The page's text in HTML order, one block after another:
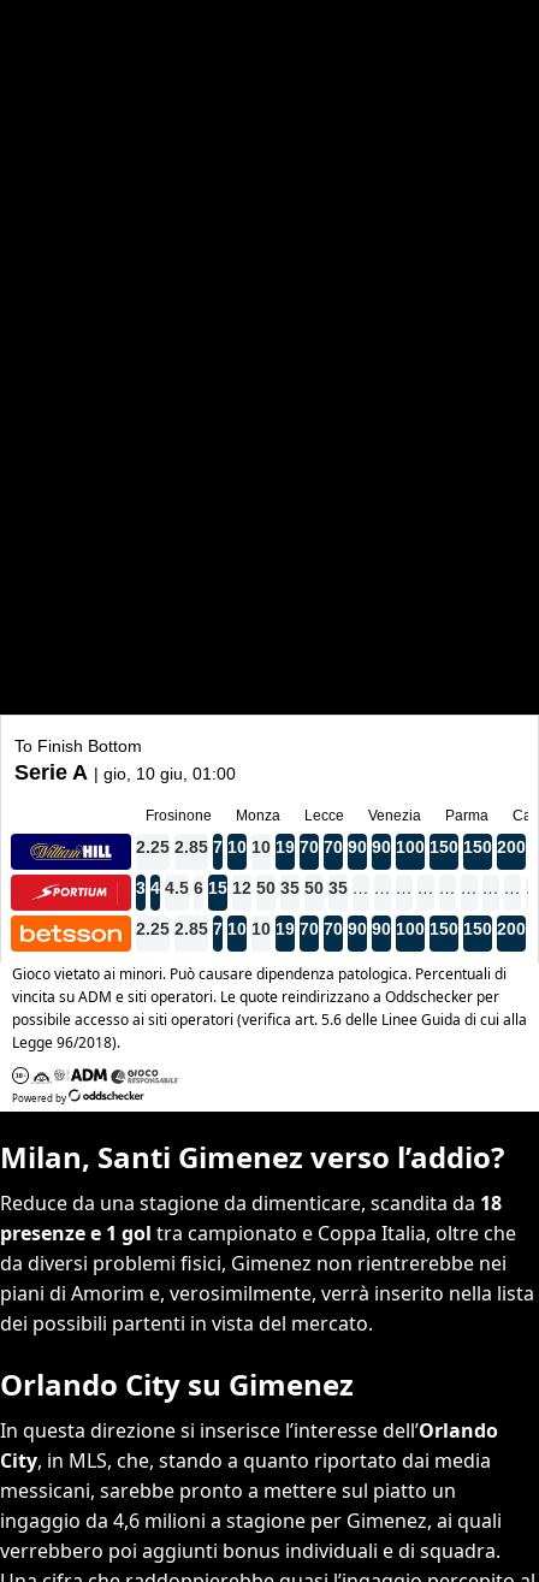
Milan, Santi Gimenez verso l’addio?
Reduce da una stagione da dimenticare, scandita da 18
presenze e 1 gol tra campionato e Coppa Italia, oltre che
da diversi problemi fisici, Gimenez non rientrerebbe nei
piani di Amorim e, verosimilmente, verrà inserito nella lista
dei possibili partenti in vista del mercato.
Orlando City su Gimenez
In questa direzione si inserisce l’interesse dell’Orlando
City, in MLS, che, stando a quanto riportato dai media
messicani, sarebbe pronto a mettere sul piatto un
ingaggio da 4,6 milioni a stagione per Gimenez, ai quali
verrebbero poi aggiunti bonus individuali e di squadra.